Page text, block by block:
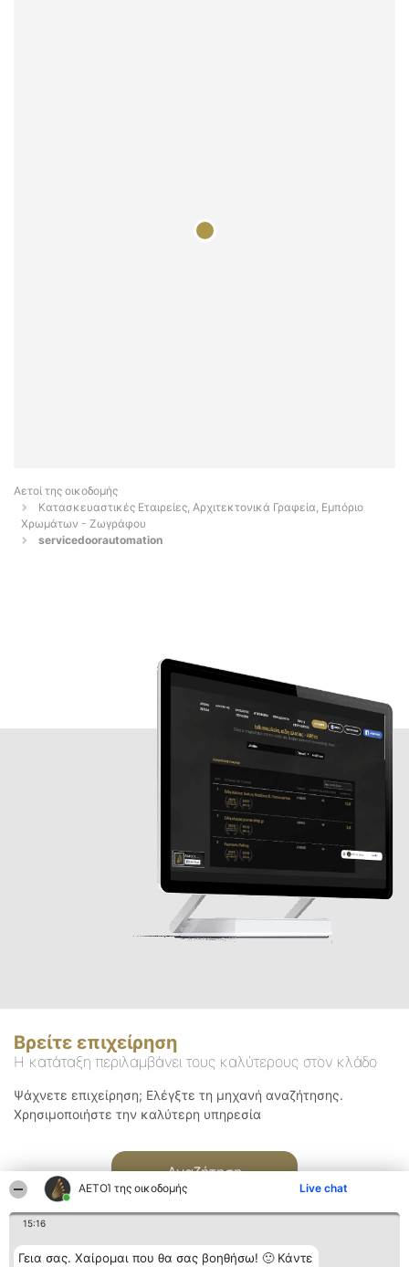
ΑΕΤΟΊ της οικοδομής Live chat
15:16
Γεια σας. Χαίρομαι που θα σας βοηθήσω! 🙂 Κάντε
Αετοί της οικοδομής
Κατασκευαστικές Εταιρείες, Αρχιτεκτονικά Γραφεία, Εμπόριο
Χρωμάτων - Ζωγράφου
servicedoorautomation
Βρείτε επιχείρηση
Η κατάταξη περιλαμβάνει τους καλύτερους στον κλάδο
Ψάχνετε επιχείρηση; Ελέγξτε τη μηχανή αναζήτησης.
Χρησιμοποιήστε την καλύτερη υπηρεσία
Αναζήτηση